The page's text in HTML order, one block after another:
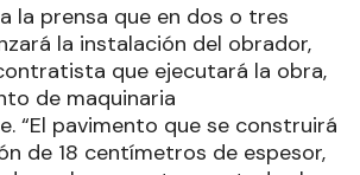
la prensa que en dos o tres
la instalación del obrador,
que ejecutará la obra,
de maquinaria
“El pavimento que se construirá
de 18 centímetros de espesor,